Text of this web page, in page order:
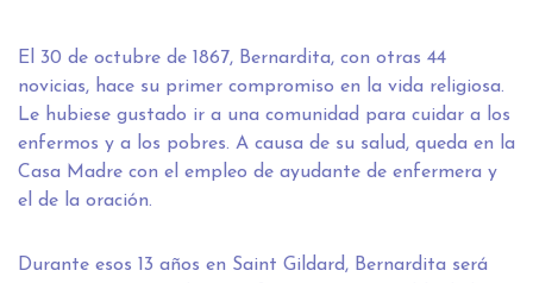
El 30 de octubre de 1867, Bernardita, con otras 44
novicias, hace su primer compromiso en la vida religiosa.
Le hubiese gustado ir a una comunidad para cuidar a los
enfermos y a los pobres. A causa de su salud, queda en la
Casa Madre con el empleo de ayudante de enfermera y
el de la oración.
Durante esos 13 años en Saint Gildard, Bernardita será